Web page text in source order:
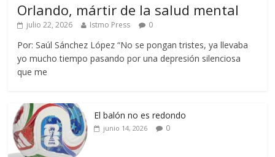
Orlando, mártir de la salud mental
julio 22, 2026 Istmo Press 0
Por: Saúl Sánchez López “No se pongan tristes, ya llevaba
yo mucho tiempo pasando por una depresión silenciosa
que me
El balón no es redondo
junio 14, 2026 0